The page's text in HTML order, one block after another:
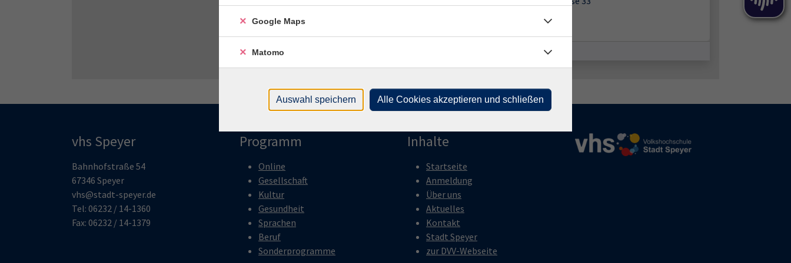
vhs Speyer
Bahnhofstraße 54
67346 Speyer
vhs@stadt-speyer.de
Tel: 06232 / 14-1360
Fax: 06232 / 14-1379
Programm
Online
Gesellschaft
Kultur
Gesundheit
Sprachen
Beruf
Sonderprogramme
Inhalte
Startseite
Anmeldung
Über uns
Aktuelles
Kontakt
Stadt Speyer
zur DVV-Webseite
Google Maps
Matomo
Auswahl speichern Alle Cookies akzeptieren und schließen